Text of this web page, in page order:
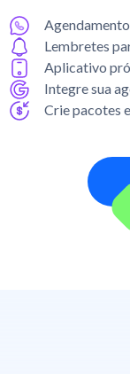
Lembretes
Aplicativo
Integre sua
Crie pacotes